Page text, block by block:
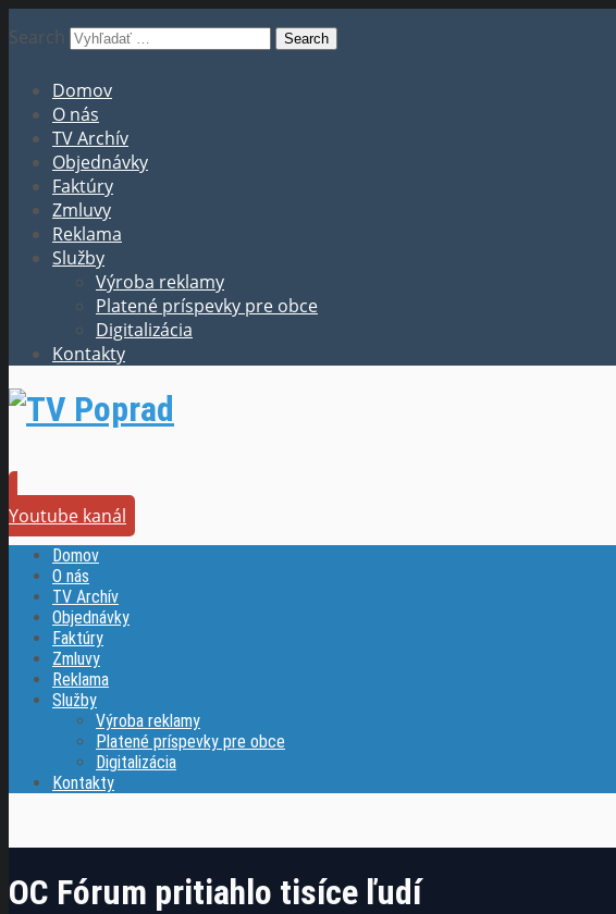
Search
Domov
O nás
TV Archív
Objednávky
Faktúry
Zmluvy
Reklama
Služby
Výroba reklamy
Platené príspevky pre obce
Digitalizácia
Kontakty
Youtube kanál
Domov
O nás
TV Archív
Objednávky
Faktúry
Zmluvy
Reklama
Služby
Výroba reklamy
Platené príspevky pre obce
Digitalizácia
Kontakty
OC Fórum pritiahlo tisíce ľudí